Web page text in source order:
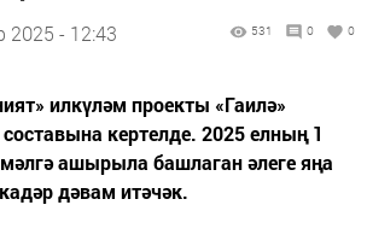
2025 - 12:43 531 0 0
илкүләм проекты «Гаилә»
кертелде. 2025 елның 1
ашырыла башлаган әлеге яңа
дәвам итәчәк.